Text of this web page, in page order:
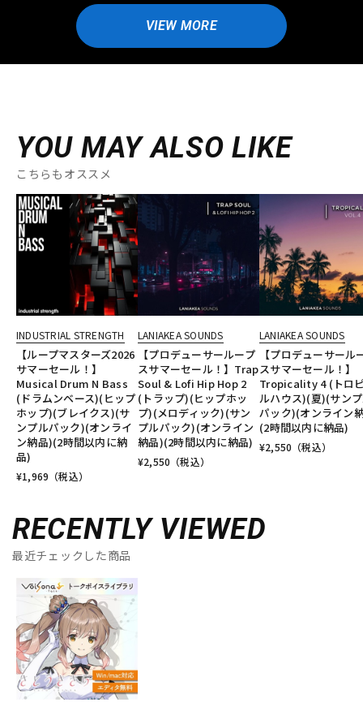
VIEW MORE
YOU MAY ALSO LIKE
こちらもオススメ
INDUSTRIAL STRENGTH
【ループマスターズ2026
サマーセール！】
Musical Drum N Bass
(ドラムンベース)(ヒップ
ホップ)(ブレイクス)(サ
ンプルパック)(オンライ
ン納品)(2時間以内に納
品)
¥1,969 （税込）
LANIAKEA SOUNDS
【プロデューサーループ
スサマーセール！】Trap
Soul & Lofi Hip Hop 2
(トラップ)(ヒップホッ
プ)(メロディック)(サン
プルパック)(オンライン
納品)(2時間以内に納品)
¥2,550 （税込）
LANIAKEA SOUNDS
【プロデューサール
スサマーセール！】
Tropicality 4 (トロ
ルハウス)(夏)(サン
パック)(オンライン
(2時間以内に納品)
¥2,550 （税込）
RECENTLY VIEWED
最近チェックした商品